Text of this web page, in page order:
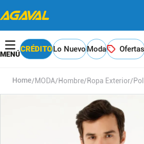
CRÉDITOLo NuevoModa Ofertas
MODA Hombre Ropa Exterior